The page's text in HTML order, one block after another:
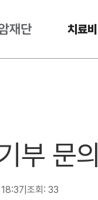
치료비
부 문의
조회: 33